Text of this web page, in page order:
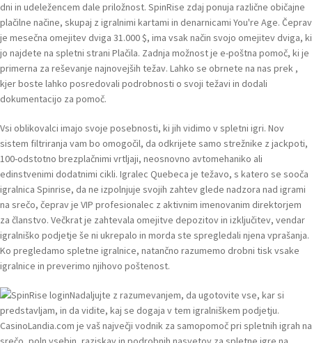
dni in udeležencem dale priložnost. SpinRise zdaj ponuja različne običajne
plačilne načine, skupaj z igralnimi kartami in denarnicami You're Age. Čeprav
je mesečna omejitev dviga 31.000 $, ima vsak način svojo omejitev dviga, ki
jo najdete na spletni strani Plačila. Zadnja možnost je e-poštna pomoč, ki je
primerna za reševanje najnovejših težav. Lahko se obrnete na nas prek ,
kjer boste lahko posredovali podrobnosti o svoji težavi in ​​dodali
dokumentacijo za pomoč.
Vsi oblikovalci imajo svoje posebnosti, ki jih vidimo v spletni igri. Nov
sistem filtriranja vam bo omogočil, da odkrijete samo strežnike z jackpoti,
100-odstotno brezplačnimi vrtljaji, neosnovno avtomehaniko ali
edinstvenimi dodatnimi cikli. Igralec Quebeca je težavo, s katero se sooča
igralnica Spinrise, da ne izpolnjuje svojih zahtev glede nadzora nad igrami
na srečo, čeprav je VIP profesionalec z aktivnim imenovanim direktorjem
za članstvo. Večkrat je zahtevala omejitve depozitov in izključitev, vendar
igralniško podjetje še ni ukrepalo in morda ste spregledali njena vprašanja.
Ko pregledamo spletne igralnice, natančno razumemo drobni tisk vsake
igralnice in preverimo njihovo poštenost.
Nadaljujte z razumevanjem, da ugotovite vse, kar si
predstavljam, in da vidite, kaj se dogaja v tem igralniškem podjetju.
CasinoLandia.com je vaš največji vodnik za samopomoč pri spletnih igrah na